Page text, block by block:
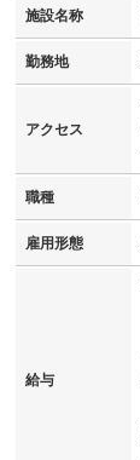
施設名称
勤務地
アクセス
職種
雇用形態
給与